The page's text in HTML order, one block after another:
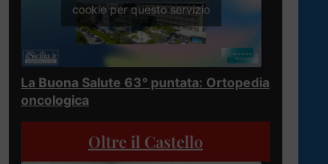
cookie per questo servizio
La Buona Salute 63° puntata: Ortopedia
oncologica
Oltre il Castello